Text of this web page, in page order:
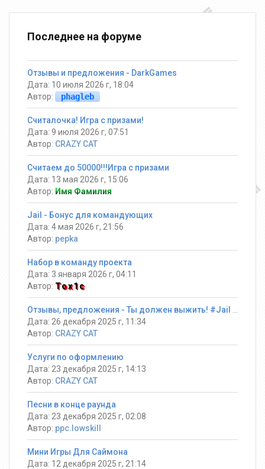
Последнее на форуме
Отзывы и предложения - DarkGames
Дата: 10 июля 2026 г, 18:04
Автор:
phagleb
Считалочка! Игра с призами!
Дата: 9 июля 2026 г, 07:51
Автор: CRAZY CAT
Считаем до 50000!!!Игра с призами
Дата: 13 мая 2026 г, 15:06
Автор: Имя Фамилия
Jail - Бонус для командующих
Дата: 4 мая 2026 г, 21:56
Автор: pepka
Набор в команду проекта
Дата: 3 января 2026 г, 04:11
Автор: Tox1c
Дата: 26 декабря 2025 г, 11:34
Автор: CRAZY CAT
Услуги по оформлению
Дата: 23 декабря 2025 г, 14:13
Автор: CRAZY CAT
Песни в конце раунда
Дата: 23 декабря 2025 г, 02:08
Автор: ppc.lowskill
Мини Игры Для Саймона
Дата: 12 декабря 2025 г, 21:14